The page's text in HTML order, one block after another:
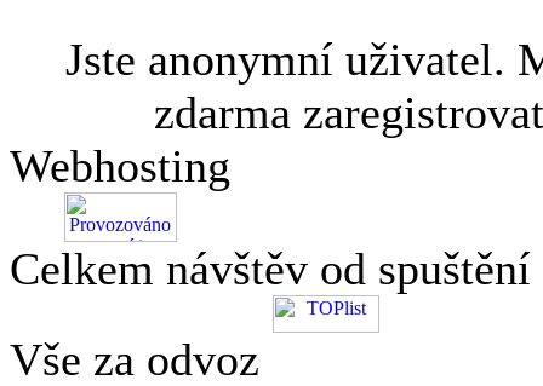
Jste anonymní uživatel.
zdarma
Webhosting
Celkem návštěv od
Vše za odvoz